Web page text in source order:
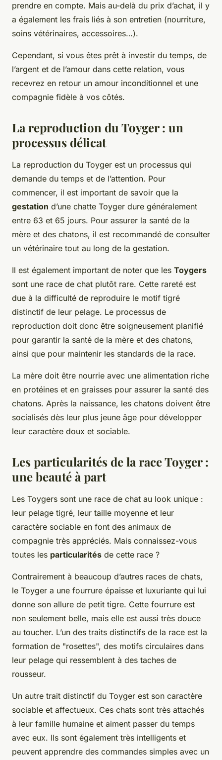
prendre en compte. Mais au-delà du prix d’achat, il y
a également les frais liés à son entretien (nourriture,
soins vétérinaires, accessoires…).
Cependant, si vous êtes prêt à investir du temps, de
l’argent et de l’amour dans cette relation, vous
recevrez en retour un amour inconditionnel et une
compagnie fidèle à vos côtés.
La reproduction du Toyger : un
processus délicat
La reproduction du Toyger est un processus qui
demande du temps et de l’attention. Pour
commencer, il est important de savoir que la
gestation d’une chatte Toyger dure généralement
entre 63 et 65 jours. Pour assurer la santé de la
mère et des chatons, il est recommandé de consulter
un vétérinaire tout au long de la gestation.
Il est également important de noter que les Toygers
sont une race de chat plutôt rare. Cette rareté est
due à la difficulté de reproduire le motif tigré
distinctif de leur pelage. Le processus de
reproduction doit donc être soigneusement planifié
pour garantir la santé de la mère et des chatons,
ainsi que pour maintenir les standards de la race.
La mère doit être nourrie avec une alimentation riche
en protéines et en graisses pour assurer la santé des
chatons. Après la naissance, les chatons doivent être
socialisés dès leur plus jeune âge pour développer
leur caractère doux et sociable.
Les particularités de la race Toyger :
une beauté à part
Les Toygers sont une race de chat au look unique :
leur pelage tigré, leur taille moyenne et leur
caractère sociable en font des animaux de
compagnie très appréciés. Mais connaissez-vous
toutes les particularités de cette race ?
Contrairement à beaucoup d’autres races de chats,
le Toyger a une fourrure épaisse et luxuriante qui lui
donne son allure de petit tigre. Cette fourrure est
non seulement belle, mais elle est aussi très douce
au toucher. L’un des traits distinctifs de la race est la
formation de "rosettes", des motifs circulaires dans
leur pelage qui ressemblent à des taches de
rousseur.
Un autre trait distinctif du Toyger est son caractère
sociable et affectueux. Ces chats sont très attachés
à leur famille humaine et aiment passer du temps
avec eux. Ils sont également très intelligents et
peuvent apprendre des commandes simples avec un